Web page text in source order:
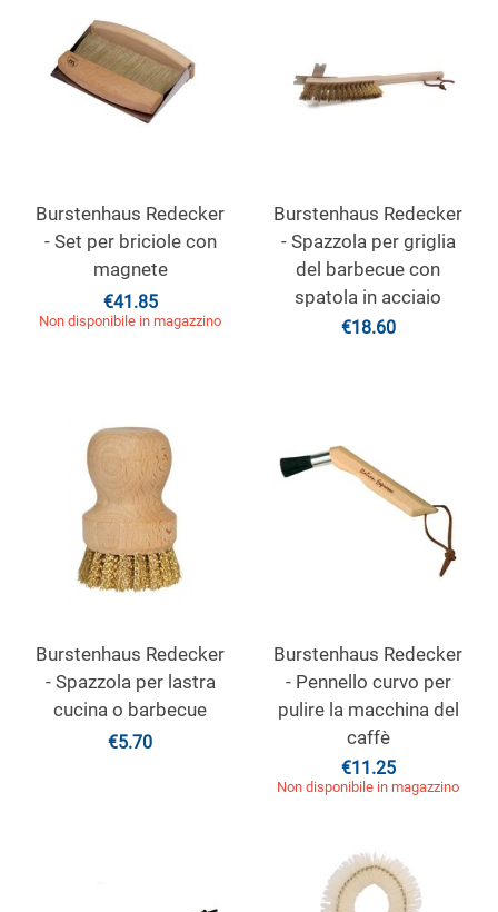
Burstenhaus Redecker
- Set per briciole con
magnete
€41.85
Non disponibile in magazzino
Burstenhaus Redecker
- Spazzola per griglia
del barbecue con
spatola in acciaio
€18.60
Burstenhaus Redecker
- Spazzola per lastra
cucina o barbecue
€5.70
Burstenhaus Redecker
- Pennello curvo per
pulire la macchina del
caffè
€11.25
Non disponibile in magazzino